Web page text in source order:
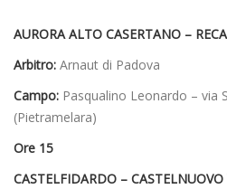
AURORA ALTO CASERTANO –
Arbitro: Arnaut di Padova
Campo: Pasqualino Leonardo – via
(Pietramelara)
Ore 15
CASTELFIDARDO –